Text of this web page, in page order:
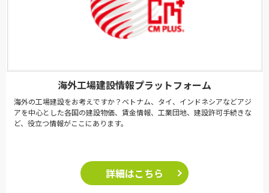
海外工場建設情報プラットフォーム
海外の工場建設をお考えですか？ベトナム、タイ、インドネシアなどアジ
アを中心とした各国の建設物価、賃金情報、工業団地、建設許可手続きな
ど、役立つ情報がここにあります。
詳細はこちら